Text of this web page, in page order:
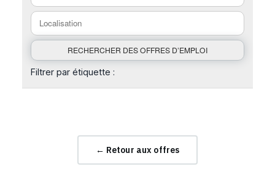
Filtrer par étiquette :
← Retour aux offres